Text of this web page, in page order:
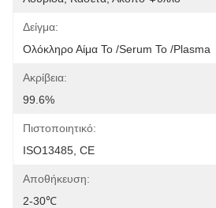
Δείγμα:
Ολόκληρο Αίμα Το /Serum Το /Plasma
Ακρίβεια:
99.6%
Πιστοποιητικό:
ISO13485, CE
Αποθήκευση:
2-30℃